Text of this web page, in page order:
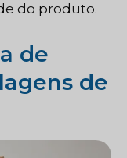
do produto.
de
de